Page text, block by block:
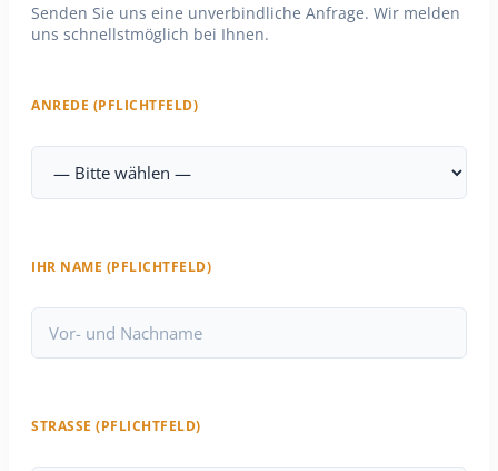
Senden Sie uns eine unverbindliche Anfrage. Wir melden
uns schnellstmöglich bei Ihnen.
ANREDE (PFLICHTFELD)
IHR NAME (PFLICHTFELD)
STRASSE (PFLICHTFELD)